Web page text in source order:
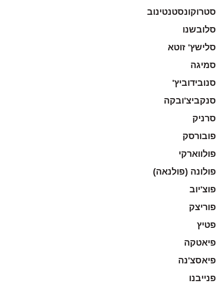
סטרוקונסטנטינוב
סלובשנו
סלישץ' זוטא
סמיגה
סנובידוביץ'
סנקביצ'ובקה
סרניק
פובורסק
פולווארקי
פולונה (פולנאה)
פוצ'יוב
פוריצק
פטיץ
פיאטקה
פיאסצ'נה
פנייבנו